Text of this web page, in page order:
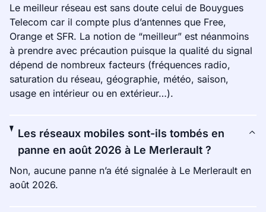
Le meilleur réseau est sans doute celui de Bouygues
Telecom car il compte plus d’antennes que Free,
Orange et SFR. La notion de “meilleur” est néanmoins
à prendre avec précaution puisque la qualité du signal
dépend de nombreux facteurs (fréquences radio,
saturation du réseau, géographie, météo, saison,
usage en intérieur ou en extérieur…).
Les réseaux mobiles sont-ils tombés en
panne en août 2026 à Le Merlerault ?
Non, aucune panne n’a été signalée à Le Merlerault en
août 2026.